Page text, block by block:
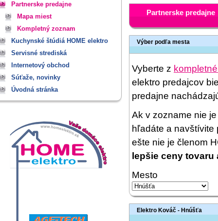
Partnerske predajne
Mapa miest
Kompletný zoznam
Kuchynské štúdiá HOME elektro
Servisné strediská
Internetový obchod
Súťaže, novinky
Úvodná stránka
Partnerske predajne
Výber podľa mesta
Vyberte z
elektro predajcov
predajne
Ak v zozname nie
hľadáte a navštívite
ešte nie je členom
lepšie ceny
Mesto
Elektro Kováč - Hnúšťa